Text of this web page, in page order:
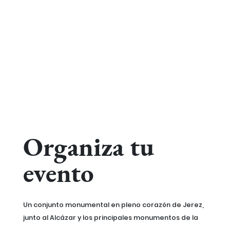
Organiza tu
evento
Un conjunto monumental en pleno corazón de Jerez,
junto al Alcázar y los principales monumentos de la